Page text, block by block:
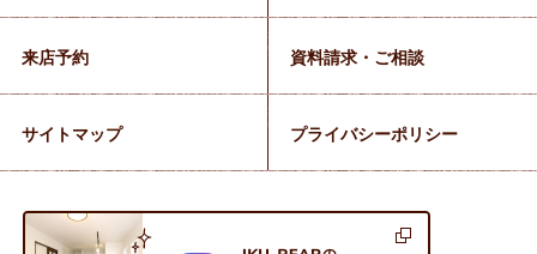
来店予約 資料請求・ご相談
サイトマップ プライバシーポリシー